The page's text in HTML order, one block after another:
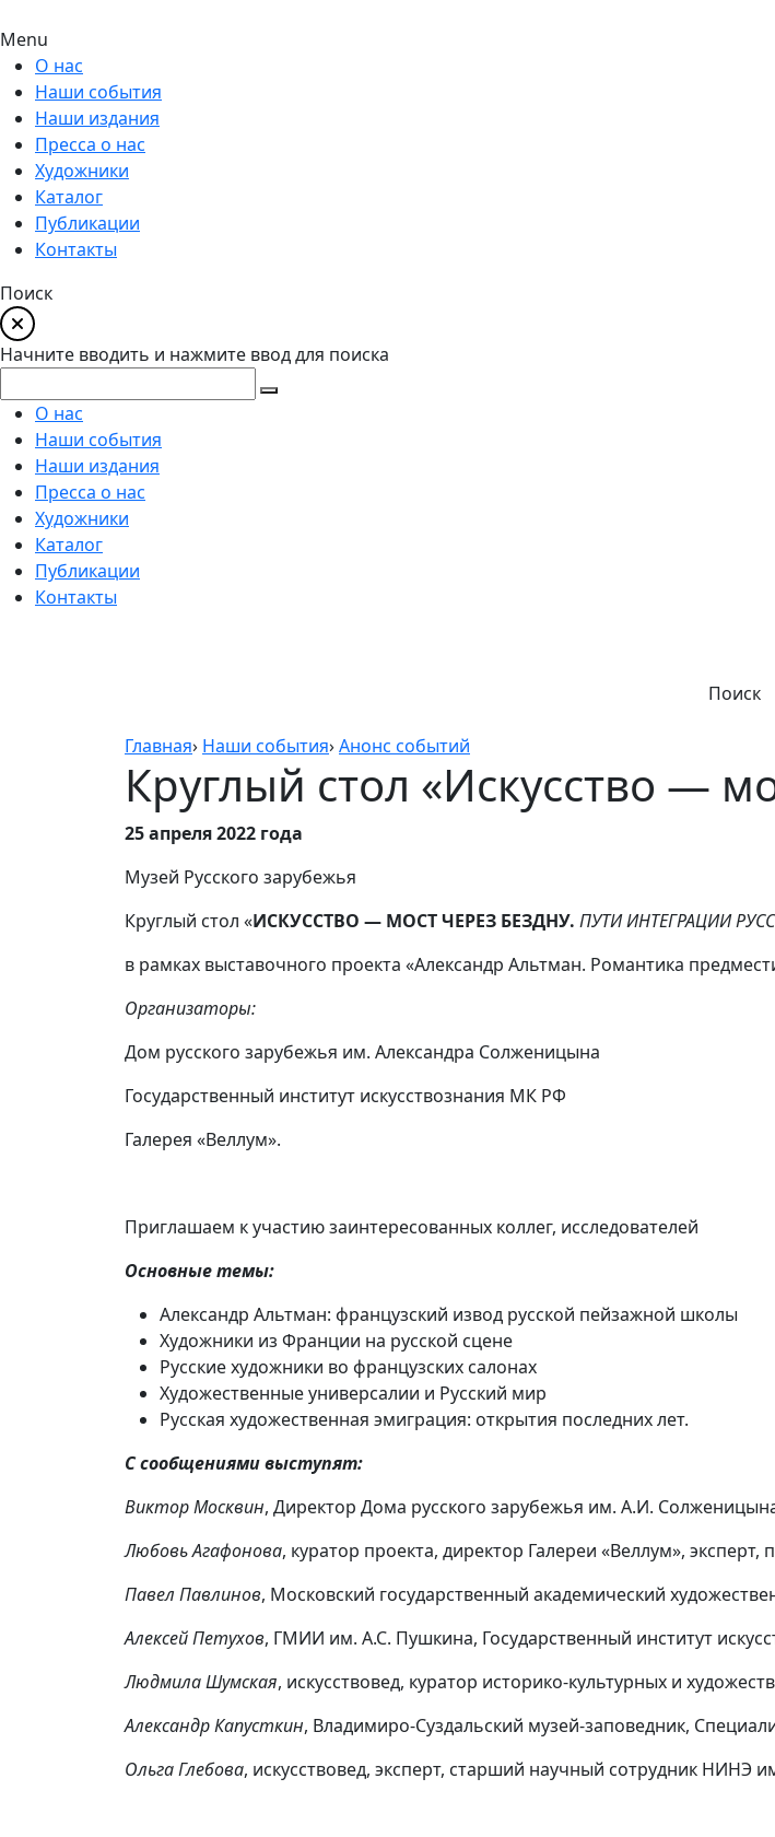
Menu
О нас
Наши события
Наши издания
Пресса о нас
Художники
Каталог
Публикации
Контакты
Поиск
Начните вводить и нажмите ввод для поиска
О нас
Наши события
Наши издания
Пресса о нас
Художники
Каталог
Публикации
Контакты
Поиск
Главная› Наши события›Анонс событий
Круглый стол «Искусство —
25 апреля 2022 года
Музей Русского зарубежья
Круглый стол «ИСКУССТВО ― МОСТ ЧЕРЕЗ БЕЗДНУ. ПУТИ ИНТЕГРАЦИИ
в рамках выставочного проекта «Александр Альтман. Романтика
Организаторы:
Дом русского зарубежья им. Александра Солженицына
Государственный институт искусствознания МК РФ
Галерея «Веллум».
Приглашаем к участию заинтересованных коллег, исследователей
Основные темы:
Александр Альтман: французский извод русской пейзажной школы
Художники из Франции на русской сцене
Русские художники во французских салонах
Художественные универсалии и Русский мир
Русская художественная эмиграция: открытия последних лет.
С сообщениями выступят:
Виктор Москвин, Директор Дома русского зарубежья им. А.И.
Любовь Агафонова, куратор проекта, директор Галереи «Веллум»,
Павел Павлинов, Московский государственный академический
Алексей Петухов, ГМИИ им. А.С. Пушкина, Государственный институт
Людмила Шумская, искусствовед, куратор историко-культурных и
Александр Капусткин, Владимиро-Суздальский музей-заповедник,
Ольга Глебова, искусствовед, эксперт, старший научный сотрудник НИНЭ